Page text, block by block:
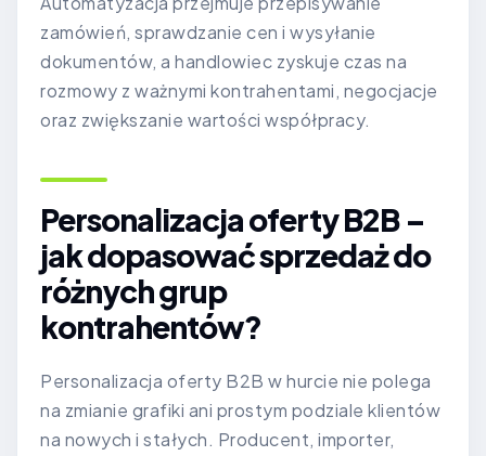
zamówień, sprawdzanie cen i wysyłanie
dokumentów, a handlowiec zyskuje czas na
rozmowy z ważnymi kontrahentami, negocjacje
oraz zwiększanie wartości współpracy.
Personalizacja oferty B2B –
jak dopasować sprzedaż do
różnych grup
kontrahentów?
Personalizacja oferty B2B w hurcie nie polega
na zmianie grafiki ani prostym podziale klientów
na nowych i stałych. Producent, importer,